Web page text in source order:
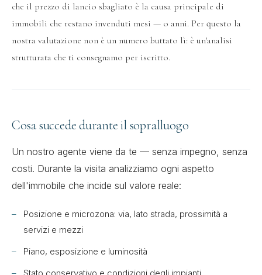
che il prezzo di lancio sbagliato è la causa principale di
immobili che restano invenduti mesi — o anni. Per questo la
nostra valutazione non è un numero buttato lì: è un'analisi
strutturata che ti consegnamo per iscritto.
Cosa succede durante il sopralluogo
Un nostro agente viene da te — senza impegno, senza
costi. Durante la visita analizziamo ogni aspetto
dell'immobile che incide sul valore reale:
Posizione e microzona: via, lato strada, prossimità a
servizi e mezzi
Piano, esposizione e luminosità